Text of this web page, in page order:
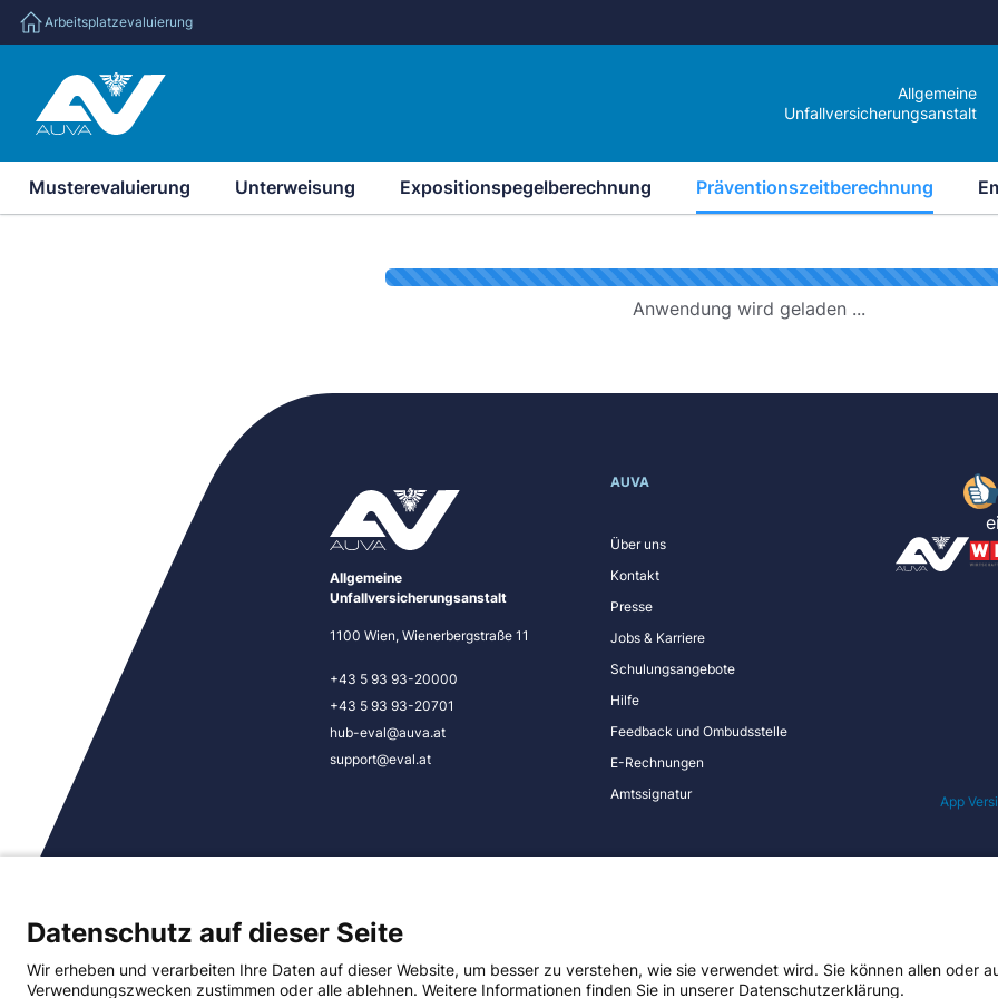
Arbeitsplatzevaluierung
Allgemeine
Unfallversicherungsanstalt
Musterevaluierung Unterweisung Expositionspegelberechnung Präventionszeitberechnung
Anwendung wird geladen ...
Allgemeine
Unfallversicherungsanstalt
1100 Wien, Wienerbergstraße 11
+43 5 93 93-20000
+43 5 93 93-20701
hub-eval@auva.at
support@eval.at
AUVA
Über uns
Kontakt
Presse
Jobs & Karriere
Schulungsangebote
Hilfe
Feedback und Ombudsstelle
E-Rechnungen
Amtssignatur
App
Datenschutz auf dieser Seite
Wir erheben und verarbeiten Ihre Daten auf dieser Website, um besser zu verstehen, wie sie verwendet wird. Sie können allen oder
Verwendungszwecken zustimmen oder alle ablehnen. Weitere Informationen finden Sie in unserer Datenschutzerklärung.